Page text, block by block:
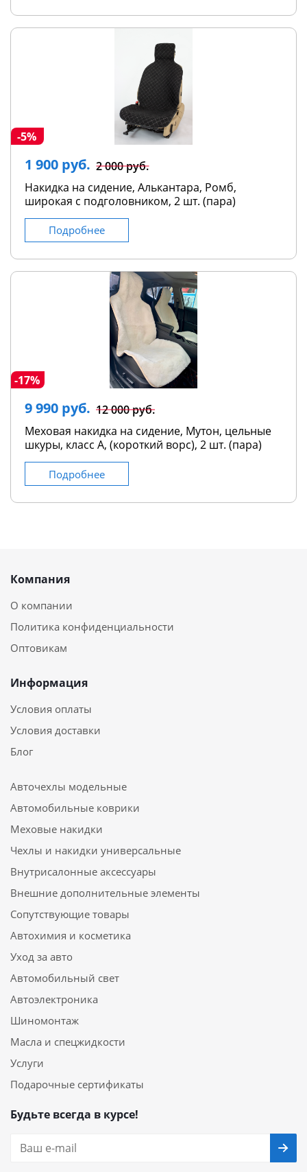
-5%
1 900 руб. 2 000 руб.
Накидка на сидение, Алькантара, Ромб,
широкая с подголовником, 2 шт. (пара)
Подробнее
-17%
9 990 руб. 12 000 руб.
Меховая накидка на сидение, Мутон, цельные
шкуры, класс А, (короткий ворс), 2 шт. (пара)
Подробнее
Компания
О компании
Политика конфиденциальности
Оптовикам
Информация
Условия оплаты
Условия доставки
Блог
Авточехлы модельные
Автомобильные коврики
Меховые накидки
Чехлы и накидки универсальные
Внутрисалонные аксессуары
Внешние дополнительные элементы
Сопутствующие товары
Автохимия и косметика
Уход за авто
Автомобильный свет
Автоэлектроника
Шиномонтаж
Масла и спецжидкости
Услуги
Подарочные сертификаты
Будьте всегда в курсе!